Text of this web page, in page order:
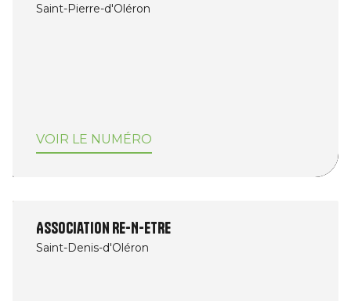
Saint-Pierre-d'Oléron
VOIR LE NUMÉRO
Association Re-N-ETRE
Saint-Denis-d'Oléron